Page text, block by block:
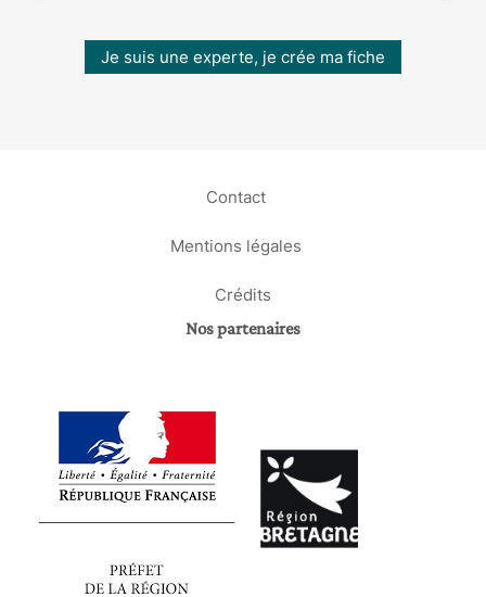
Je suis une experte, je crée ma fiche
Contact
Mentions légales
Crédits
Nos partenaires